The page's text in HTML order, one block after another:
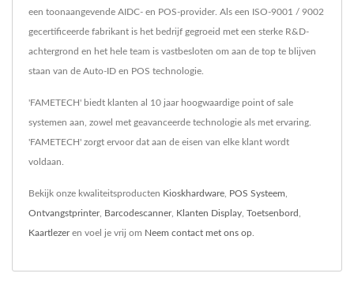
een toonaangevende AIDC- en POS-provider. Als een ISO-9001 / 9002
gecertificeerde fabrikant is het bedrijf gegroeid met een sterke R&D-
achtergrond en het hele team is vastbesloten om aan de top te blijven
staan van de Auto-ID en POS technologie.
'FAMETECH' biedt klanten al 10 jaar hoogwaardige point of sale
systemen aan, zowel met geavanceerde technologie als met ervaring.
'FAMETECH' zorgt ervoor dat aan de eisen van elke klant wordt
voldaan.
Bekijk onze kwaliteitsproducten Kioskhardware POS Systeem
Ontvangstprinter, Barcodescanner, Klanten Display Toetsenbord
Kaartlezeren voel je vrij om Neem contact met ons op